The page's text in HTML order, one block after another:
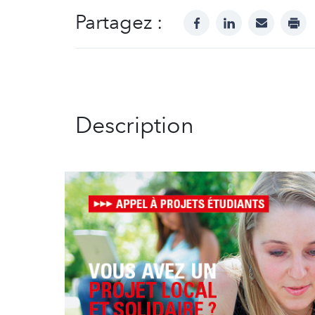
Partagez : facebooklinkedinmail
Description